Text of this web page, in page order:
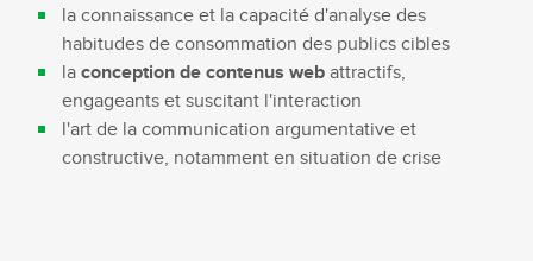
la connaissance et la capacité d'analyse des
habitudes de consommation des publics cibles
laconception de contenus web attractifs,
engageants et suscitant l'interaction
l'art de la communication argumentative et
constructive, notamment en situation de crise